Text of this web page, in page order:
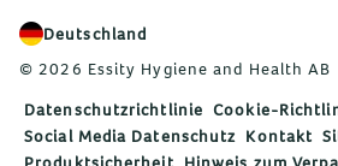
Deutschland
© 2026 Essity Hygiene and Health AB
Datenschutzrichtlinie Cookie-
Social Media Datenschutz Kontakt